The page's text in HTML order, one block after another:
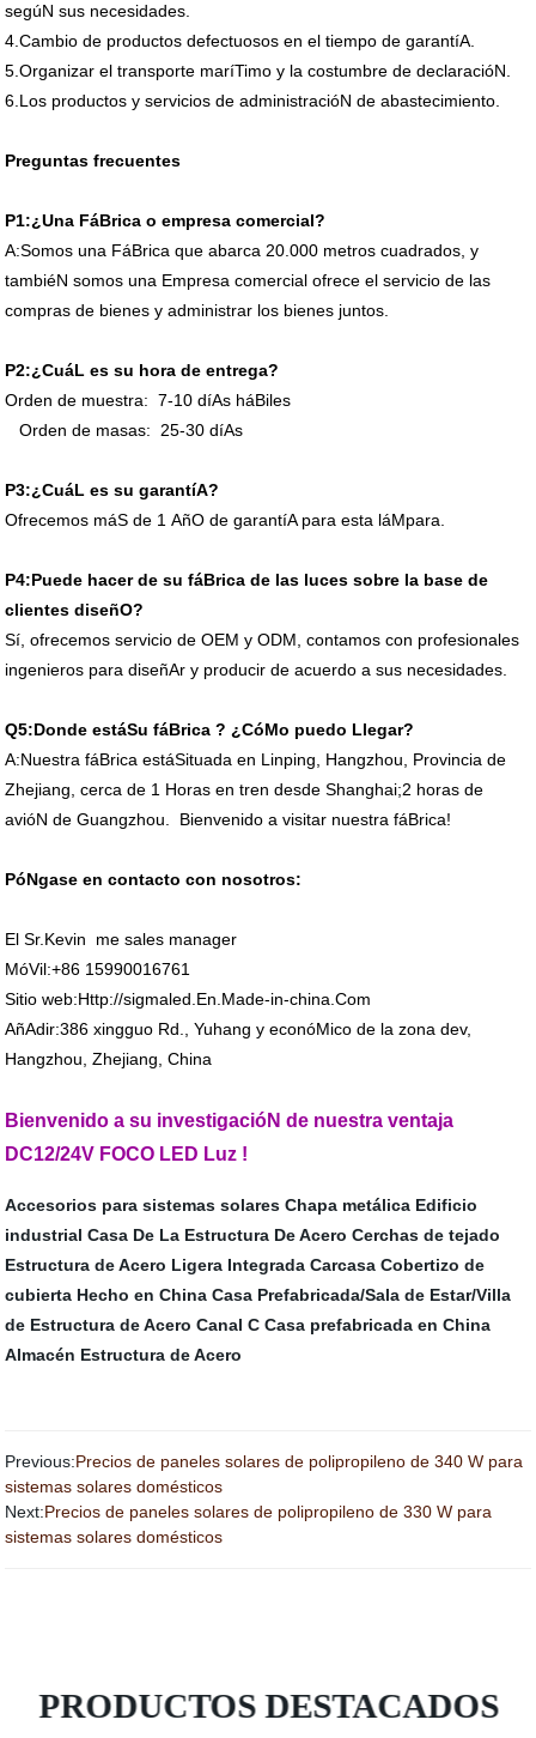
segúN sus necesidades.
4.Cambio de productos defectuosos en el tiempo de garantíA.
5.Organizar el transporte maríTimo y la costumbre de declaracióN.
6.Los productos y servicios de administracióN de abastecimiento.
Preguntas frecuentes
P1:¿Una FáBrica o empresa comercial?
A:Somos una FáBrica que abarca 20.000 metros cuadrados, y
tambiéN somos una Empresa comercial ofrece el servicio de las
compras de bienes y administrar los bienes juntos.
P2:¿CuáL es su hora de entrega?
Orden de muestra: 7-10 díAs háBiles
Orden de masas: 25-30 díAs
P3:¿CuáL es su garantíA?
Ofrecemos máS de 1 AñO de garantíA para esta láMpara.
P4:Puede hacer de su fáBrica de las luces sobre la base de
clientes diseñO?
Sí, ofrecemos servicio de OEM y ODM, contamos con profesionales
ingenieros para diseñAr y producir de acuerdo a sus necesidades.
Q5:Donde estáSu fáBrica ? ¿CóMo puedo Llegar?
A:Nuestra fáBrica estáSituada en Linping, Hangzhou, Provincia de
Zhejiang, cerca de 1 Horas en tren desde Shanghai;2 horas de
avióN de Guangzhou. Bienvenido a visitar nuestra fáBrica!
PóNgase en contacto con nosotros:
El Sr.Kevin
me sales manager
MóVil:+86 15990016761
Sitio web:Http://sigmaled.En.Made-in-china.Com
AñAdir:386 xingguo Rd., Yuhang y econóMico de la zona dev,
Hangzhou, Zhejiang, China
Bienvenido a su investigacióN de nuestra ventaja
DC12/24V FOCO LED Luz !
Accesorios para sistemas solares Chapa metálica Edificio
industrial Casa De La Estructura De Acero Cerchas de tejado
Estructura de Acero Ligera Integrada Carcasa Cobertizo de
cubierta Hecho en China Casa Prefabricada/Sala de Estar/Villa
de Estructura de Acero Canal C Casa prefabricada en China
Almacén Estructura de Acero
Previous:Precios de paneles solares de polipropileno de 340 W para
sistemas solares domésticos
Next:Precios de paneles solares de polipropileno de 330 W para
sistemas solares domésticos
PRODUCTOS DESTACADOS